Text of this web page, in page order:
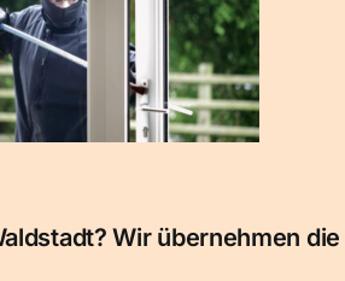
Wir übernehmen